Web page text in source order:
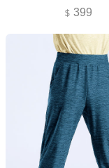
399